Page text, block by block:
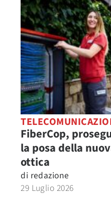
FiberCop,
la posa della
ottica
di redazione
29 Luglio 2026